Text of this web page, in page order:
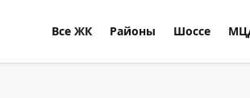
Все ЖК Районы Шоссе